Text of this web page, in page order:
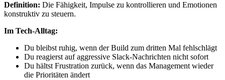
Definition: Die Fähigkeit, Impulse zu kontrollieren und Emotionen
konstruktiv zu steuern.
Im Tech-Alltag:
Du bleibst ruhig, wenn der Build zum dritten Mal fehlschlägt
Du reagierst auf aggressive Slack-Nachrichten nicht sofort
Du hältst Frustration zurück, wenn das Management wieder
die Prioritäten ändert